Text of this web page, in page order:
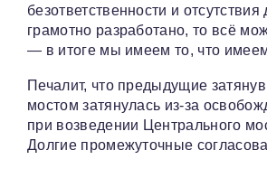
безответственности и
грамотно разработано, то всё
— в итоге мы имеем то, что
Печалит, что предыдущие
мостом затянулась из‑за
при возведении Центрального
Долгие промежуточные